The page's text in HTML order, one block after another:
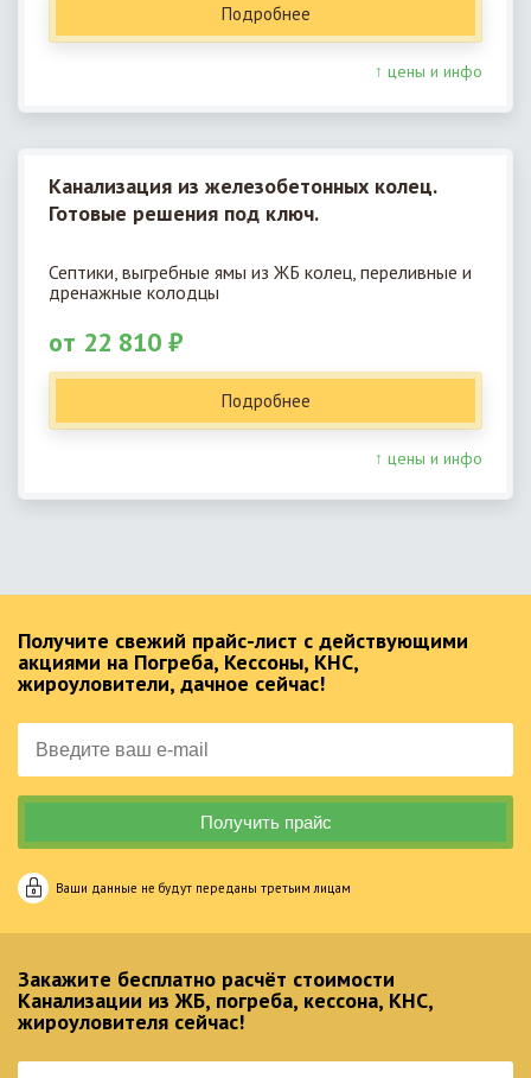
Подробнее
↑ цены и инфо
Канализация из железобетонных колец.
Готовые решения под ключ.
Септики, выгребные ямы из ЖБ колец, переливные и
дренажные колодцы
от 22 810 ₽
Подробнее
↑ цены и инфо
Получите свежий прайс-лист с действующими
акциями на Погреба, Кессоны, КНС,
жироуловители, дачное сейчас!
Ваши данные не будут переданы третьим лицам
Закажите бесплатно расчёт стоимости
Канализации из ЖБ, погреба, кессона, КНС,
жироуловителя сейчас!